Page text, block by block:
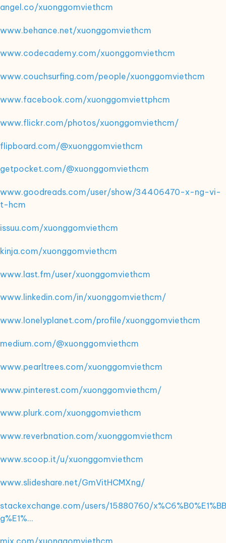
angel.co/xuonggomviethcm
www.behance.net/xuonggomviethcm
www.codecademy.com/xuonggomviethcm
www.couchsurfing.com/people/xuonggomviethcm
www.facebook.com/xuonggomviettphcm
www.flickr.com/photos/xuonggomviethcm/
flipboard.com/@xuonggomviethcm
getpocket.com/@xuonggomviethcm
www.goodreads.com/user/show/34406470-x-ng-vi-
t-hcm
issuu.com/xuonggomviethcm
kinja.com/xuonggomviethcm
www.last.fm/user/xuonggomviethcm
www.linkedin.com/in/xuonggomviethcm/
www.lonelyplanet.com/profile/xuonggomviethcm
medium.com/@xuonggomviethcm
www.pearltrees.com/xuonggomviethcm
www.pinterest.com/xuonggomviethcm/
www.plurk.com/xuonggomviethcm
www.reverbnation.com/xuonggomviethcm
www.scoop.it/u/xuonggomviethcm
www.slideshare.net/GmVitHCMXng/
stackexchange.com/users/15880760/
g%E1%…